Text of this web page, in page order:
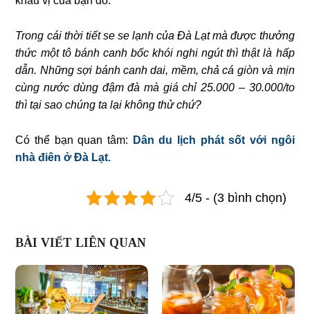
Trong cái thời tiết se se lạnh của Đà Lạt mà được thưởng
thức một tô bánh canh bốc khói nghi ngút thì thật là hấp
dẫn. Những sợi bánh canh dai, mềm, chả cá giòn và mịn
cùng nước dùng đậm đà mà giá chỉ 25.000 – 30.000/to
thì tại sao chúng ta lại không thử chứ?
Có thể bạn quan tâm:
Dân du lịch phát sốt với ngôi
nhà điên ở Đà Lạt.
4/5 - (3 bình chọn)
BÀI VIẾT LIÊN QUAN